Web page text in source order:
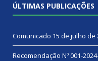
ÚLTIMAS PUBLICAÇÕES
Comunicado 15 de julho de
Recomendação Nº 001-